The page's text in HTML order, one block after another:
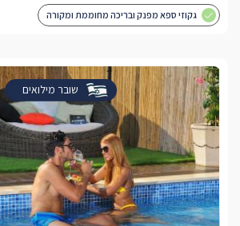
גקוזי ספא מפנק ובריכה מחוממת ומקורה
שובר מילואים